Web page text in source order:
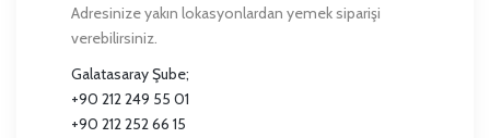
Adresinize yakın lokasyonlardan yemek siparişi
verebilirsiniz.
Galatasaray Şube;
+90 212 249 55 01
+90 212 252 66 15